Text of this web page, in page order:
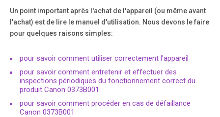
explanations. Instructions that, if ignored, could result in
personal injury or material damage.
2 1 Preparation Check the Included Items ■ Manuals •
Before turning on the printer , remove all the orange tapes
and the protective sheets. Setup CD-ROM (containing the
drivers, applications and on-screen manuals) • W arranty •
power cord A USB cable is necessary to connect the
printer with your computer .
Un point important après l'achat de l'appareil (ou même avant
l'achat) est de lire le manuel d'utilisation. Nous devons le faire
pour quelques raisons simples:
pour savoir comment utiliser correctement l'appareil
pour savoir comment entretenir et effectuer des
inspections périodiques du fonctionnement correct du
produit Canon 0373B001
pour savoir comment procéder en cas de défaillance
Canon 0373B001